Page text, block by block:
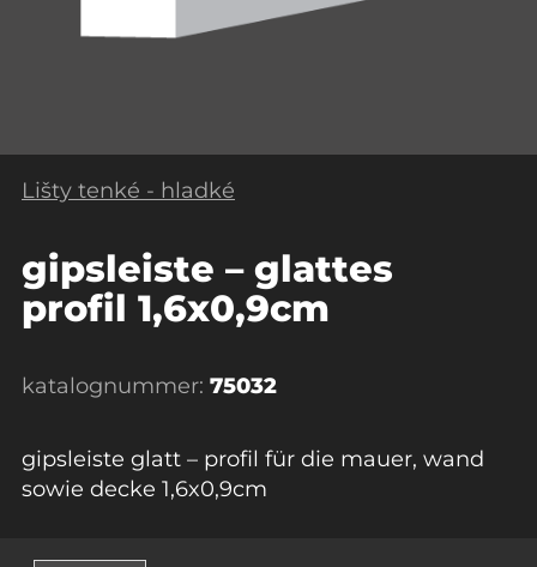
Lišty tenké - hladké
gipsleiste – glattes
profil 1,6x0,9cm
katalognummer: 75032
gipsleiste glatt – profil für die mauer, wand
sowie decke 1,6x0,9cm